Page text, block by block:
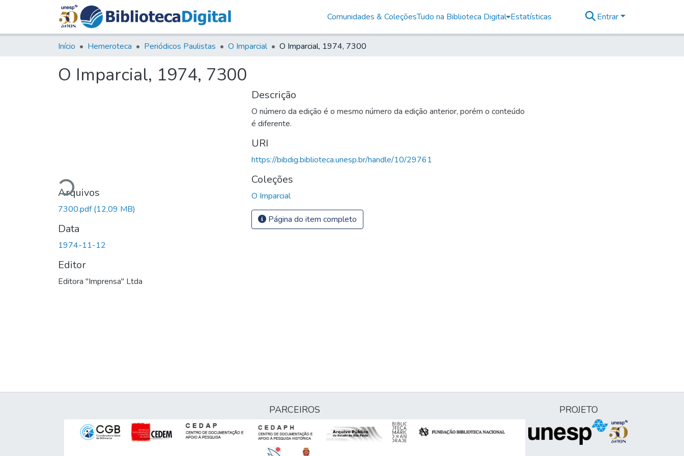
Comunidades & ColeçõesTudo na Biblioteca Digital Estatísticas Entrar
Início Hemeroteca Periódicos Paulistas O Imparcial O Imparcial, 1974, 7300
O Imparcial, 1974, 7300
Carregando...
Arquivos
7300.pdf(12,09 MB)
Data
1974-11-12
Editor
Editora "Imprensa" Ltda
Descrição
O número da edição é o mesmo número da edição anterior, porém o conteúdo
é diferente.
URI
https://bibdig.biblioteca.unesp.br/handle/10/29761
Coleções
O Imparcial
Página do item completo
PARCEIROS PROJETO